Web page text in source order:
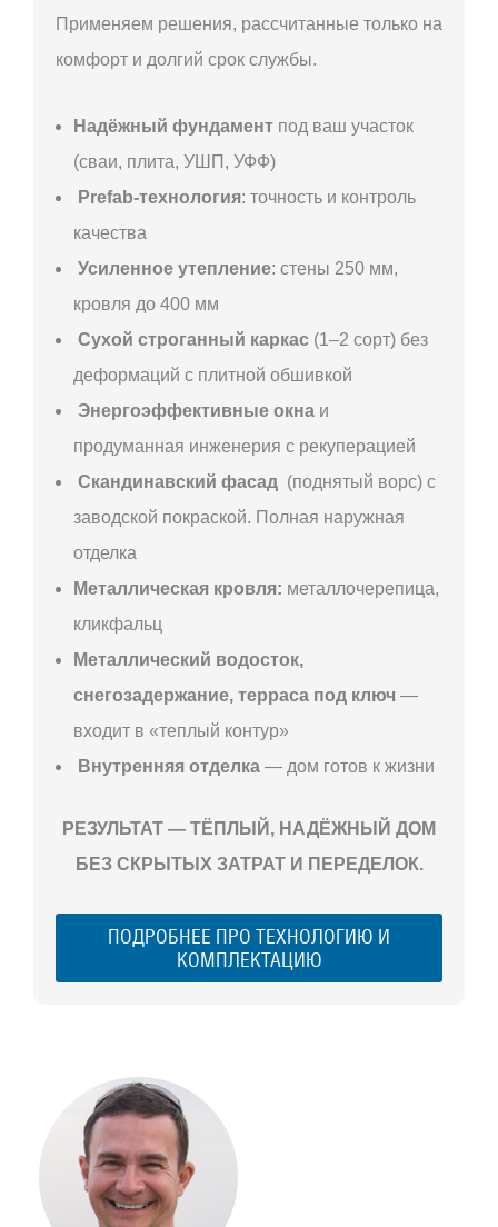
Применяем решения, рассчитанные только на
комфорт и долгий срок службы.
Надёжный фундамент под ваш участок
(сваи, плита, УШП, УФФ)
Prefab-технология: точность и контроль
качества
Усиленное утепление: стены 250 мм,
кровля до 400 мм
Сухой строганный каркас (1–2 сорт) без
деформаций с плитной обшивкой
Энергоэффективные окна и
продуманная инженерия с рекуперацией
Скандинавский фасад (поднятый ворс) с
заводской покраской. Полная наружная
отделка
Металлическая кровля: металлочерепица,
кликфальц
Металлический водосток,
снегозадержание, терраса под ключ —
входит в «теплый контур»
Внутренняя отделка — дом готов к жизни
РЕЗУЛЬТАТ — ТЁПЛЫЙ, НАДЁЖНЫЙ ДОМ
БЕЗ СКРЫТЫХ ЗАТРАТ И ПЕРЕДЕЛОК.
ПОДРОБНЕЕ ПРО ТЕХНОЛОГИЮ И
КОМПЛЕКТАЦИЮ